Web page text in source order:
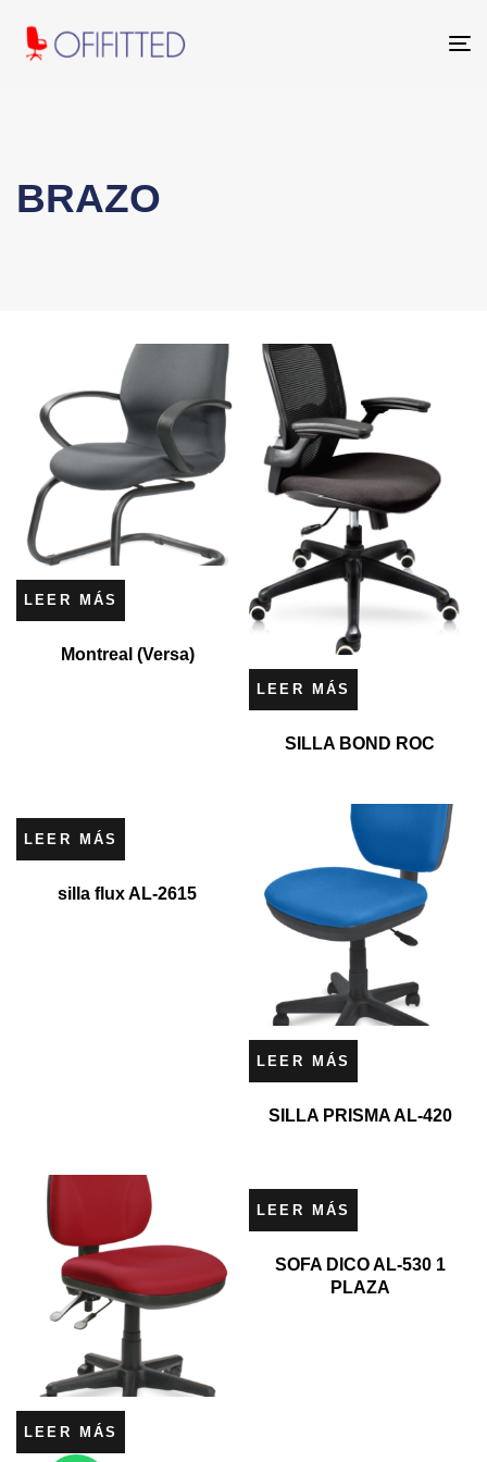
BRAZO
LEER MÁS
Montreal (Versa)
LEER MÁS
SILLA BOND ROC
LEER MÁS
silla flux AL-2615
LEER MÁS
SILLA PRISMA AL-420
LEER MÁS
LEER MÁS
SOFA DICO AL-530 1
PLAZA